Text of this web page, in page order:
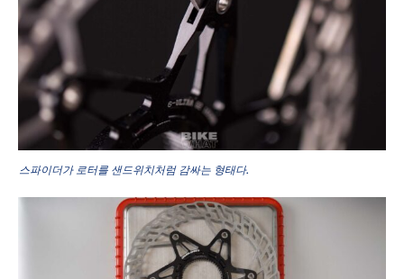
스파이더가 로터를 샌드위치처럼 감싸는 형태다.